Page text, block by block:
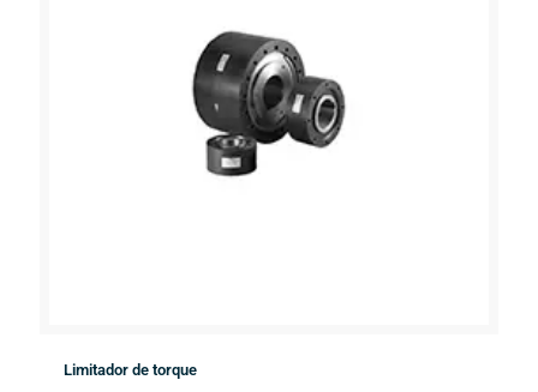
Limitador de torque